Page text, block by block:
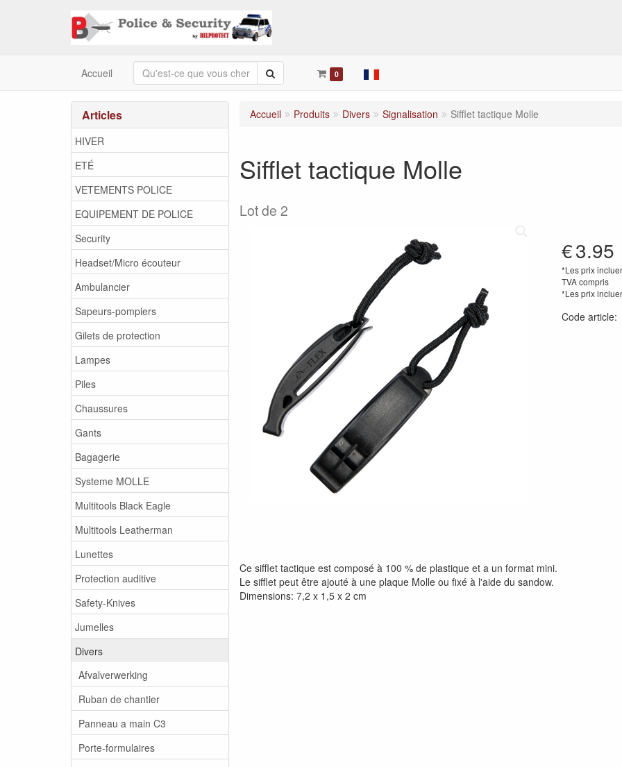
Accueil Rechercher 0
Articles
HIVER
ETÉ
VETEMENTS POLICE
EQUIPEMENT DE POLICE
Security
Headset/Micro écouteur
Ambulancier
Sapeurs-pompiers
Gilets de protection
Lampes
Piles
Chaussures
Gants
Bagagerie
Systeme MOLLE
Multitools Black Eagle
Multitools Leatherman
Lunettes
Protection auditive
Safety-Knives
Jumelles
Divers
Afvalverwerking
Ruban de chantier
Panneau a main C3
Porte-formulaires
Accueil Produits Divers Signalisation Sifflet tactique Molle
Sifflet tactique Molle
Lot de 2
€3.95
*Les prix
TVA compris
*Les prix
Code article:
Ce sifflet tactique est composé à 100 % de plastique et a un format mini.
Le sifflet peut être ajouté à une plaque Molle ou fixé à l'aide du sandow.
Dimensions: 7,2 x 1,5 x 2 cm